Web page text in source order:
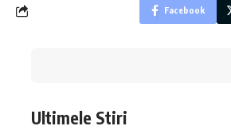
Facebook
Ultimele Stiri